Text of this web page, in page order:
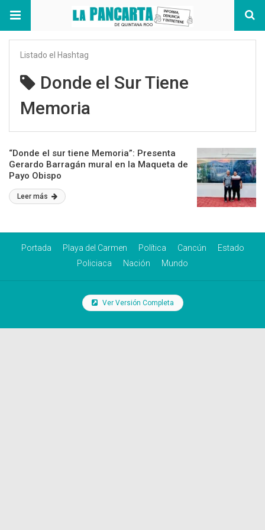
Listado el Hashtag
Donde el Sur Tiene
Memoria
“Donde el sur tiene Memoria”: Presenta
Gerardo Barragán mural en la Maqueta de
Payo Obispo
Leer más
Portada Playa del Carmen Política Cancún
Estado
Policiaca
Nación Mundo
Ver Versión Completa